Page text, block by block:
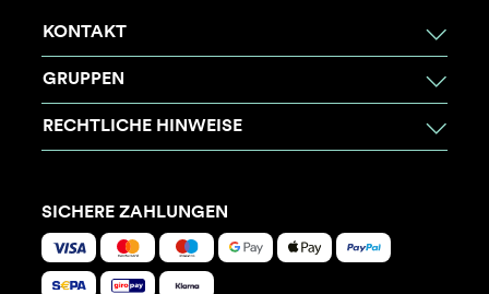
KONTAKT
GRUPPEN
RECHTLICHE HINWEISE
SICHERE ZAHLUNGEN